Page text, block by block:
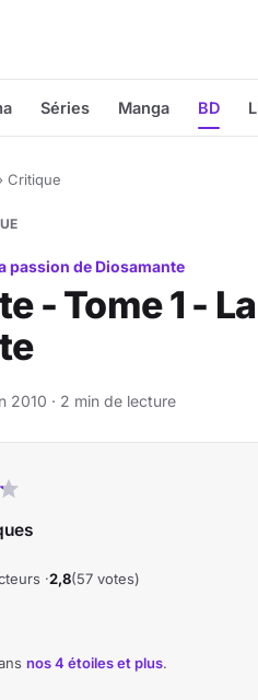
Séries Manga BD
› Critique
passion de Diosamante
- Tome 1 -
2010 · 2 min de lecture
·2,8(57 votes)
nos 4 étoiles et plus.